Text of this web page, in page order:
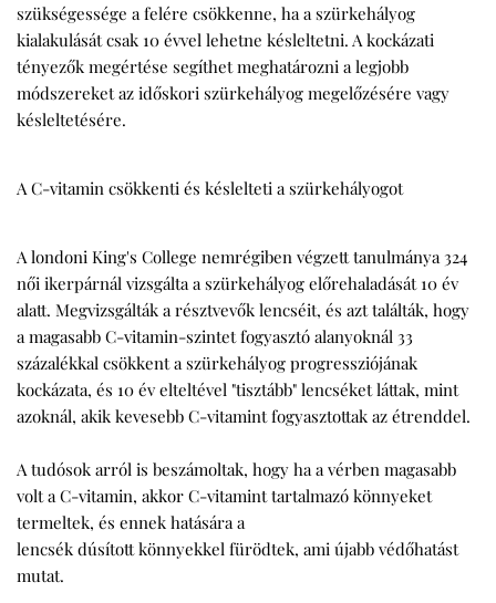
szükségessége a felére csökkenne, ha a szürkehályog
kialakulását csak 10 évvel lehetne késleltetni. A kockázati
tényezők megértése segíthet meghatározni a legjobb
módszereket az időskori szürkehályog megelőzésére vagy
késleltetésére.
A C-vitamin csökkenti és késlelteti a szürkehályogot
A londoni King's College nemrégiben végzett tanulmánya 324
női ikerpárnál vizsgálta a szürkehályog előrehaladását 10 év
alatt. Megvizsgálták a résztvevők lencséit, és azt találták, hogy
a magasabb C-vitamin-szintet fogyasztó alanyoknál 33
százalékkal csökkent a szürkehályog progressziójának
kockázata, és 10 év elteltével "tisztább" lencséket láttak, mint
azoknál, akik kevesebb C-vitamint fogyasztottak az étrenddel.
A tudósok arról is beszámoltak, hogy ha a vérben magasabb
volt a C-vitamin, akkor C-vitamint tartalmazó könnyeket
termeltek, és ennek hatására a
lencsék dúsított könnyekkel fürödtek, ami újabb védőhatást
mutat.